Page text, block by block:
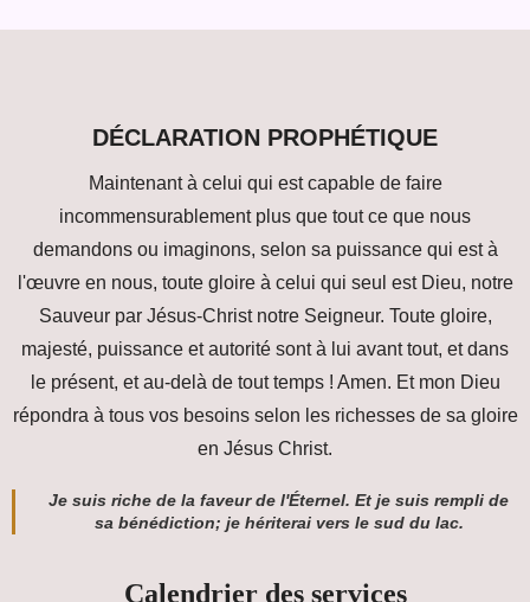
DÉCLARATION PROPHÉTIQUE
Maintenant à celui qui est capable de faire
incommensurablement plus que tout ce que nous
demandons ou imaginons, selon sa puissance qui est à
l'œuvre en nous, toute gloire à celui qui seul est Dieu, notre
Sauveur par Jésus-Christ notre Seigneur. Toute gloire,
majesté, puissance et autorité sont à lui avant tout, et dans
le présent, et au-delà de tout temps ! Amen. Et mon Dieu
répondra à tous vos besoins selon les richesses de sa gloire
en Jésus Christ.
Je suis riche de la faveur de l'Éternel. Et je suis rempli de
sa bénédiction; je hériterai vers le sud du lac.
Calendrier des services